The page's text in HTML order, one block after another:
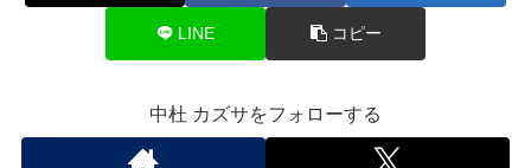
LINE コピー
中杜 カズサをフォローする